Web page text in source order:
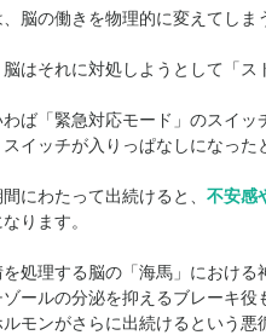
脳の働きを物理的に変えてしま
はそれに対処しようとして「
ば「緊急対応モード」のスイ
イッチが入りっぱなしになった
にわたって出続けると、 不安感
ります。
処理する脳の「海馬」における
ールの分泌を抑えるブレーキ
モンがさらに出続けるという悪